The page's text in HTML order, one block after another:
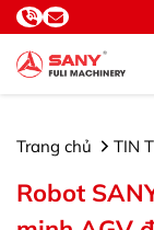
Trang chủ TIN
Robot